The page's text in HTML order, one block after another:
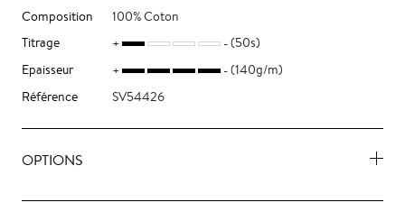
Composition
100% Coton
Titrage
(50s)
Epaisseur
(140g/m)
Référence
SV54426
OPTIONS